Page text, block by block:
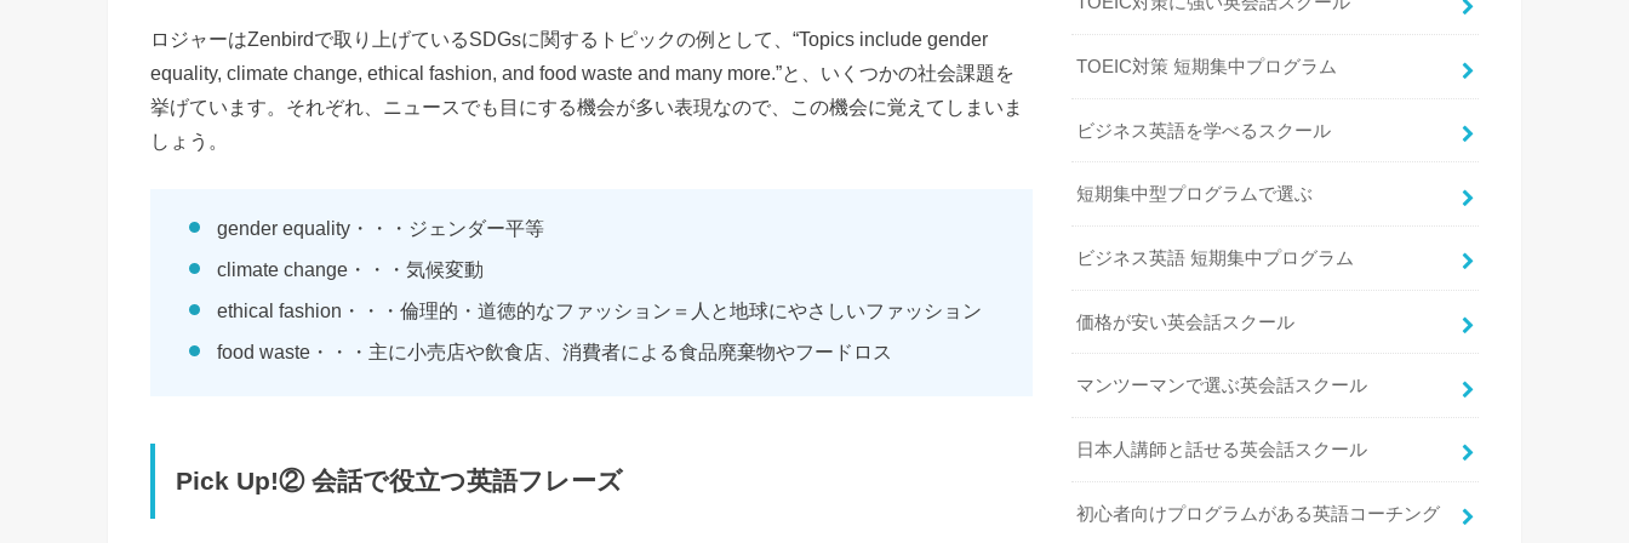
ロジャーはZenbirdで取り上げているSDGsに関するトピックの例として、“Topics include gender
equality, climate change, ethical fashion, and food waste and many more.”と、いくつかの社会課題を
挙げています。それぞれ、ニュースでも目にする機会が多い表現なので、この機会に覚えてしまいま
しょう。
gender equality・・・ジェンダー平等
climate change・・・気候変動
ethical fashion・・・倫理的・道徳的なファッション＝人と地球にやさしいファッション
food waste・・・主に小売店や飲食店、消費者による食品廃棄物やフードロス
Pick Up!② 会話で役立つ英語フレーズ
TOEIC対策 短期集中プログラム
ビジネス英語を学べるスクール
短期集中型プログラムで選ぶ
ビジネス英語 短期集中プログラム
価格が安い英会話スクール
マンツーマンで選ぶ英会話スクール
日本人講師と話せる英会話スクール
初心者向けプログラムがある英語コーチング